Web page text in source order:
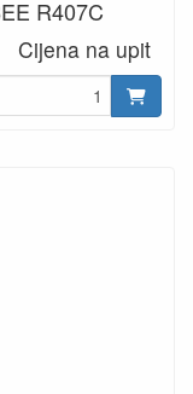
R407C
Cijena na upit